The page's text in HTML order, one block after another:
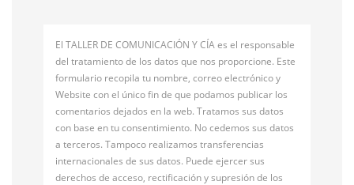
El TALLER DE COMUNICACIÓN Y CÍA es el responsable
del tratamiento de los datos que nos proporcione. Este
formulario recopila tu nombre, correo electrónico y
Website con el único fin de que podamos publicar los
comentarios dejados en la web. Tratamos sus datos
con base en tu consentimiento. No cedemos sus datos
a terceros. Tampoco realizamos transferencias
internacionales de sus datos. Puede ejercer sus
derechos de acceso, rectificación y supresión de los